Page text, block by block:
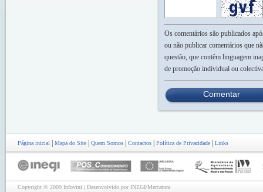
Os comentários são publicados
ou não publicar comentários que
questão, que contêm linguagem
de promoção individual ou
Comentar
Página inicial Mapa do Site Quem Somos Contactos Política de Privacidade Links
Copyright © 2009 Infovini | Desenvolvido por INEGI/Mercatura